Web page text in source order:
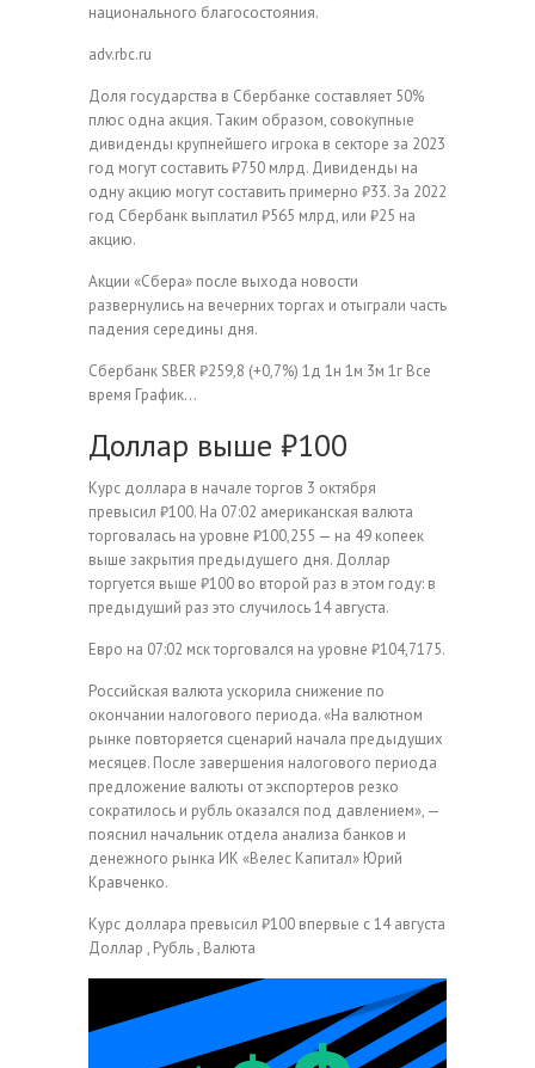
национального благосостояния.
adv.rbc.ru
Доля государства в Сбербанке составляет 50%
плюс одна акция. Таким образом, совокупные
дивиденды крупнейшего игрока в секторе за 2023
год могут составить ₽750 млрд. Дивиденды на
одну акцию могут составить примерно ₽33. За 2022
год Сбербанк выплатил ₽565 млрд, или ₽25 на
акцию.
Акции «Сбера» после выхода новости
развернулись на вечерних торгах и отыграли часть
падения середины дня.
Сбербанк SBER₽259,8 (+0,7%) 1д 1н 1м 3м 1г Все
время График…
Доллар выше ₽100
Курс доллара в начале торгов 3 октября
превысил ₽100. На 07:02 американская валюта
торговалась на уровне ₽100,255 — на 49 копеек
выше закрытия предыдущего дня. Доллар
торгуется выше ₽100 во второй раз в этом году: в
предыдущий раз это случилось 14 августа.
Евро на 07:02 мск торговался на уровне ₽104,7175.
Российская валюта ускорила снижение по
окончании налогового периода. «На валютном
рынке повторяется сценарий начала предыдущих
месяцев. После завершения налогового периода
предложение валюты от экспортеров резко
сократилось и рубль оказался под давлением», —
пояснил начальник отдела анализа банков и
денежного рынка ИК «Велес Капитал» Юрий
Кравченко.
Курс доллара превысил ₽100 впервые с 14 августа
Доллар , Рубль , Валюта